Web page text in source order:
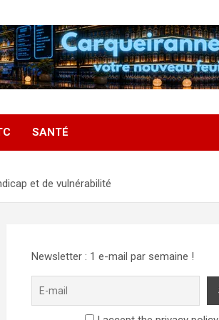
SANTÉ
et de vulnérabilité
Newsletter : 1 e-mail par semaine !